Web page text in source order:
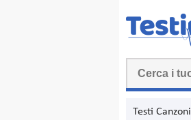
Testi Canzoni